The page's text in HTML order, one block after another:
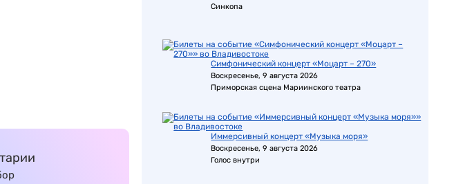
Синкопа
Симфонический концерт «Моцарт – 270»
Воскресенье, 9 августа 2026
Приморская сцена Мариинского театра
Иммерсивный концерт «Музыка моря»
Воскресенье, 9 августа 2026
Голос внутри